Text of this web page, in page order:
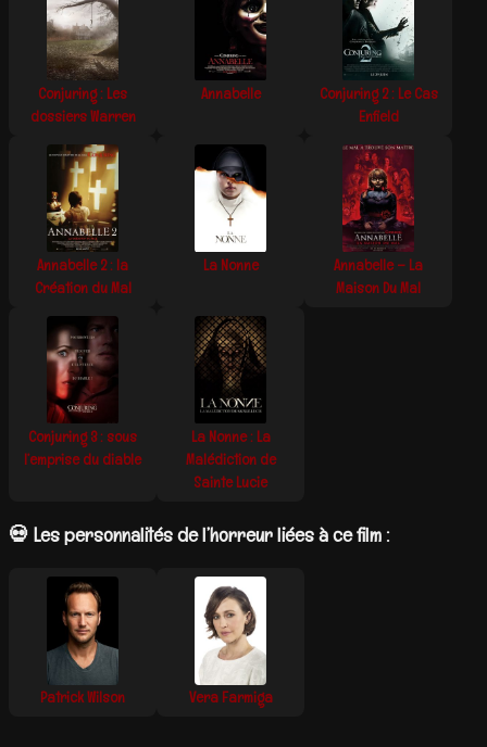
Conjuring : Les
dossiers Warren
Annabelle
Conjuring 2 : Le Cas
Enfield
Annabelle 2 : la
Création du Mal
La Nonne
Annabelle – La
Maison Du Mal
Conjuring 3 : sous
l’emprise du diable
La Nonne : La
Malédiction de
Sainte Lucie
💀 Les personnalités de l’horreur liées à ce film :
Patrick Wilson Vera Farmiga